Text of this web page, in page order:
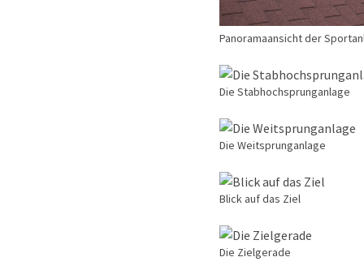
Panoramaansicht der
Die Stabhochsprunganlage
Die Weitsprunganlage
Blick auf das Ziel
Die Zielgerade